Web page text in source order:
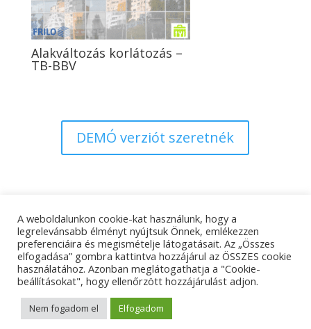
Alakváltozás korlátozás –
TB-BBV
DEMÓ verziót szeretnék
Adatkezelési tájékoztató
Impresszum
Kapcsolat
© Tangens Kft. - Weboldalkészítés:
Marketing
A weboldalunkon cookie-kat használunk, hogy a
legrelevánsabb élményt nyújtsuk Önnek, emlékezzen
preferenciáira és megismételje látogatásait. Az „Összes
elfogadása” gombra kattintva hozzájárul az ÖSSZES cookie
használatához. Azonban meglátogathatja a "Cookie-
beállításokat", hogy ellenőrzött hozzájárulást adjon.
Nem fogadom el Elfogadom